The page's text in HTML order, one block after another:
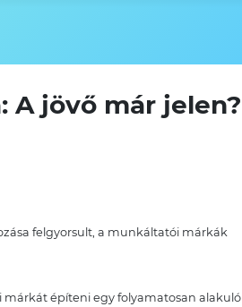
A jövő már jelen?
felgyorsult, a munkáltatói márkák
építeni egy folyamatosan alakuló